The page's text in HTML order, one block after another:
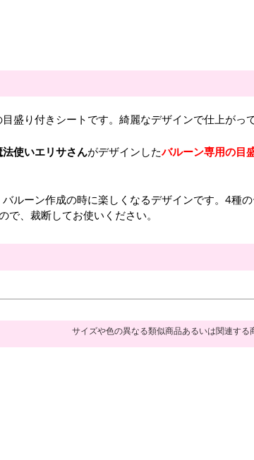
盛り付きシートです。綺麗なデザインで仕上がって
法使いエリサさんがデザインしたバルーン専用の目
ルーン作成の時に楽しくなるデザインです。4種
、裁断してお使いください。
サイズや色の異なる類似商品あるいは関連する